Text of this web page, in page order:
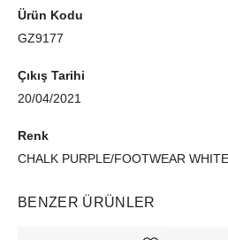
Ürün Kodu
GZ9177
Çıkış Tarihi
20/04/2021
Renk
CHALK PURPLE/FOOTWEAR WHITE
BENZER ÜRÜNLER